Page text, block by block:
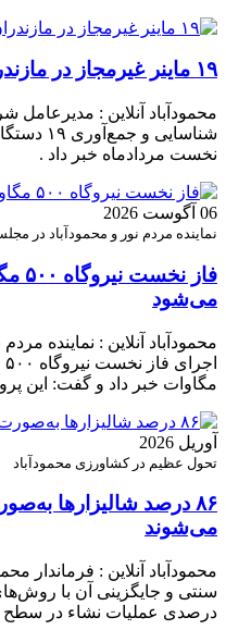
۱۹ ماینر غیرمجاز در مازندران از مدار خارج شد
محمودآباد آنلاین : مدیرعامل
شناسایی
نخست مردادماه خبر داد .
06 آگوست 2026
نماینده مردم نور و محمودآباد در
می‌شود
محمودآباد آنلاین : نماینده
مگاوات خبر داد و گفت: این
آوریل 2026
تحول عظیم در کشاورزی محمودآباد
۸۶ درصد شالیزارها
می‌شوند
محمودآباد آنلاین : فرماندار
درصدی عملیات نشاء در سطح